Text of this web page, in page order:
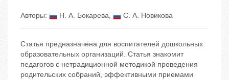
Авторы: Н. А. Бокарева, С. А. Новикова
Статья предназначена для воспитателей дошкольных
образовательных организаций. Статья знакомит
педагогов с нетрадиционной методикой проведения
родительских собраний, эффективными приемами